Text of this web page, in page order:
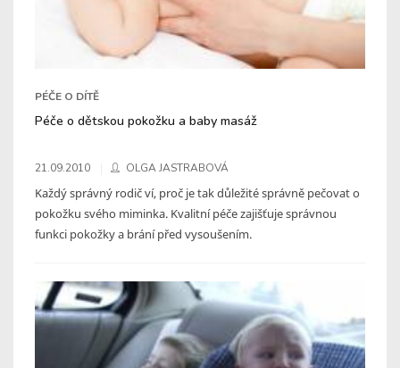
PÉČE O DÍTĚ
Péče o dětskou pokožku a baby masáž
21.09.2010 OLGA JASTRABOVÁ
Každý správný rodič ví, proč je tak důležité správně pečovat o
pokožku svého miminka. Kvalitní péče zajišťuje správnou
funkci pokožky a brání před vysoušením.